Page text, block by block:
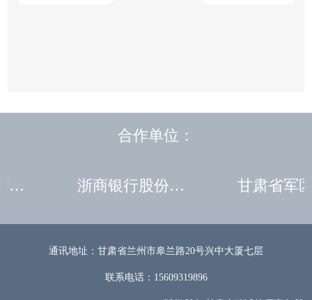
合作单位：
中国长城资产管理股份有限公司甘肃分公司 浙商银行股份有限公司兰州分公司
通讯地址：甘肃省兰州市皋兰路20号兴中大厦七层
联系电话：15609319896